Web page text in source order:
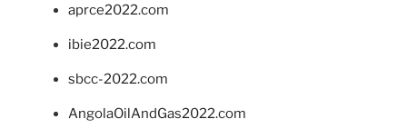
aprce2022.com
ibie2022.com
sbcc-2022.com
AngolaOilAndGas2022.com